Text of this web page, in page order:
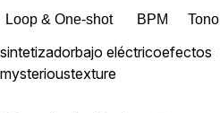
Loop & One-shot BPM Tono
sintetizadorbajo eléctricoefectos
mysterioustexture